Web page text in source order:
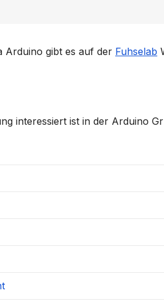
Arduino gibt es auf der Fuhselab
interessiert ist in der Arduino